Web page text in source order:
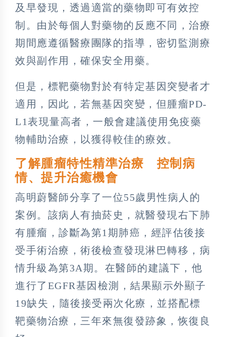
及早發現，透過適當的藥物即可有效控
制。由於每個人對藥物的反應不同，治療
期間應遵循醫療團隊的指導，密切監測療
效與副作用，確保安全用藥。
但是，標靶藥物對於有特定基因突變者才
適用，因此，若無基因突變，但腫瘤PD-
L1表現量高者，一般會建議使用免疫藥
物輔助治療，以獲得較佳的療效。
了解腫瘤特性精準治療 控制病
情、提升治癒機會
高明蔚醫師分享了一位55歲男性病人的
案例。該病人有抽菸史，就醫發現右下肺
有腫瘤，診斷為第1期肺癌，經評估後接
受手術治療，術後檢查發現淋巴轉移，病
情升級為第3A期。在醫師的建議下，他
進行了EGFR基因檢測，結果顯示外顯子
19缺失，隨後接受兩次化療，並搭配標
靶藥物治療，三年來無復發跡象，恢復良